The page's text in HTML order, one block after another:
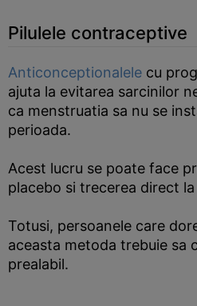
Pilulele contraceptive
Anticonceptionalele cu
ajuta la evitarea sarcinilor
ca menstruatia sa nu se
perioada.
Acest lucru se poate face
placebo si trecerea direct
Totusi, persoanele care
aceasta metoda trebuie sa
prealabil.